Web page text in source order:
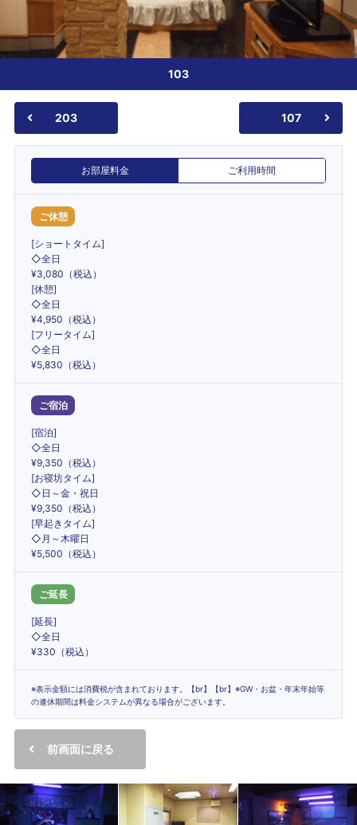
103
203 107
お部屋料金 ご利用時間
ご休憩
[ショートタイム]
◇全日
¥3,080（税込）
[休憩]
◇全日
¥4,950（税込）
[フリータイム]
◇全日
¥5,830（税込）
ご宿泊
[宿泊]
◇全日
¥9,350（税込）
[お寝坊タイム]
◇日～金・祝日
¥9,350（税込）
[早起きタイム]
◇月～木曜日
¥5,500（税込）
ご延長
[延長]
◇全日
¥330（税込）
※表示金額には消費税が含まれております。【br】【br】※GW・お盆・年末年始等
の連休期間は料金システムが異なる場合がございます。
前画面に戻る